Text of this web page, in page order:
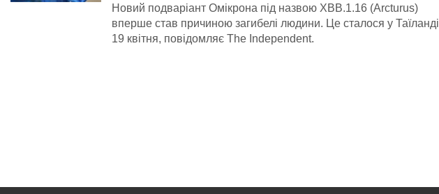
Новий подваріант Омікрона під назвою XBB.1.16 (Arcturus)
вперше став причиною загибелі людини. Це сталося у Таїланді
19 квітня, повідомляє The Independent.